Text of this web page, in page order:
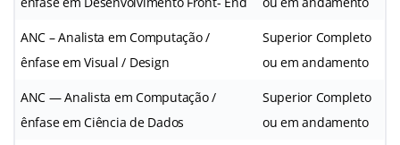
ANC – Analista em Computação /
ênfase em Visual / Design
Superior Completo
ou em andamento
ANC — Analista em Computação /
ênfase em Ciência de Dados
Superior Completo
ou em andamento